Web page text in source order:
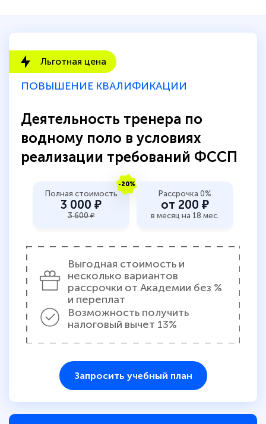
Льготная цена
ПОВЫШЕНИЕ КВАЛИФИКАЦИИ
Деятельность тренера по
водному поло в условиях
реализации требований ФССП
-20%
Полная стоимость
3 000 ₽
3 600 ₽
Рассрочка 0%
от 200 ₽
в месяц на 18 мес.
Выгодная стоимость и
несколько вариантов
рассрочки от Академии без %
и переплат
Возможность получить
налоговый вычет 13%
Запросить учебный план